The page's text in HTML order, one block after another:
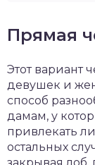
Прямая
Этот вариант
девушек и
способ
дамам, у
привлекать
остальных